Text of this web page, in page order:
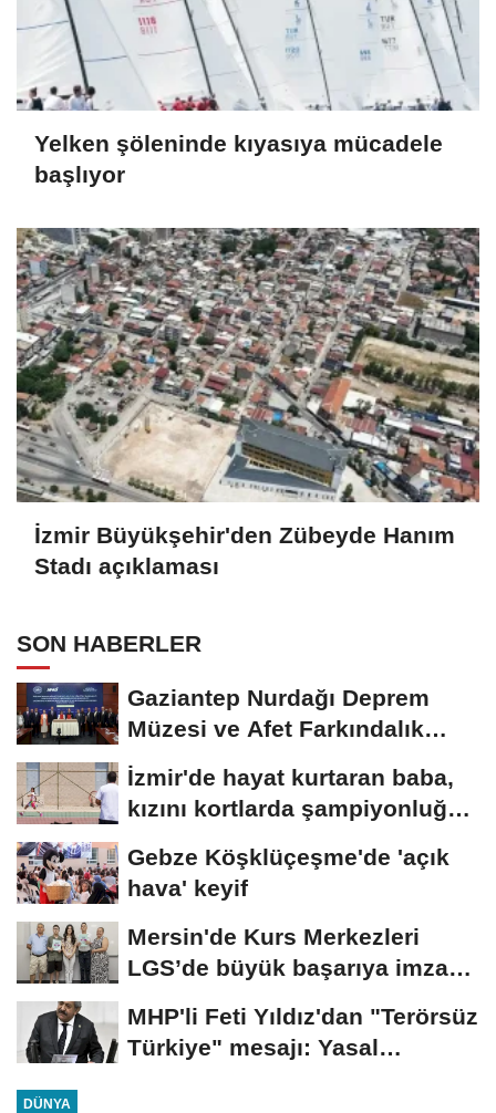
Yelken şöleninde kıyasıya mücadele
başlıyor
İzmir Büyükşehir'den Zübeyde Hanım
Stadı açıklaması
SON HABERLER
Gaziantep Nurdağı Deprem
Müzesi ve Afet Farkındalık
Merkezi için...
İzmir'de hayat kurtaran baba,
kızını kortlarda şampiyonluğa
Gebze Köşklüçeşme'de 'açık
hava' keyif
Mersin'de Kurs Merkezleri
LGS’de büyük başarıya imza
MHP'li Feti Yıldız'dan "Terörsüz
Türkiye" mesajı: Yasal
DÜNYA